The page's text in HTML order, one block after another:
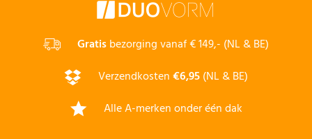
Gratisbezorging vanaf € 149,- (NL & BE)
Verzendkosten€6,95(NL & BE)
Alle A-merken onder één dak